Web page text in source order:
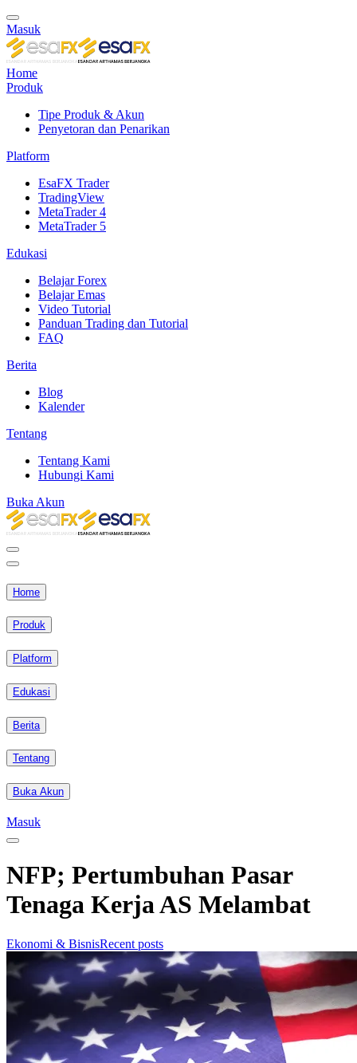
Masuk
Home
Produk
Tipe Produk & Akun
Penyetoran dan Penarikan
Platform
EsaFX Trader
TradingView
MetaTrader 4
MetaTrader 5
Edukasi
Belajar Forex
Belajar Emas
Video Tutorial
Panduan Trading dan Tutorial
FAQ
Berita
Blog
Kalender
Tentang
Tentang Kami
Hubungi Kami
Buka Akun
Home
Produk
Platform
Edukasi
Berita
Tentang
Buka Akun
Masuk
NFP; Pertumbuhan Pasar
Tenaga Kerja AS Melambat
Ekonomi & BisnisRecent posts